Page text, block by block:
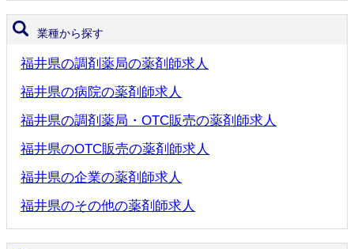
業種から探す
福井県の調剤薬局の薬剤師求人
福井県の病院の薬剤師求人
福井県の調剤薬局・OTC販売の薬剤師求人
福井県のOTC販売の薬剤師求人
福井県の企業の薬剤師求人
福井県のその他の薬剤師求人